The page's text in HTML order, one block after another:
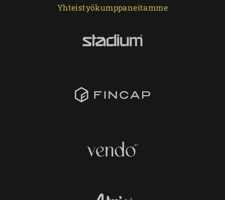
Yhteistyökumppaneitamme